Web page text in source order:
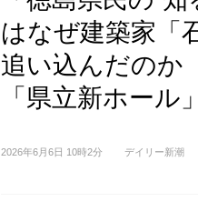
はなぜ建築家「
追い込んだのか
「県立新ホール
2026年6月6日 10時2分 デイリー新潮